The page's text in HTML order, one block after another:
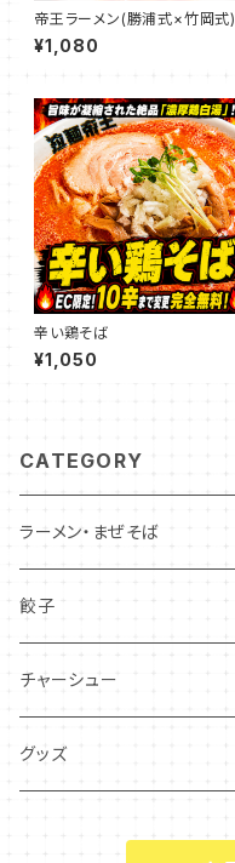
帝王ラーメン(勝浦式×竹岡式)
¥1,080
辛い鶏そば
¥1,050
CATEGORY
ラーメン・まぜそば
辛いラーメン
辛くないラーメン
勝浦式タンタンメン
餃子
チャーシュー
グッズ